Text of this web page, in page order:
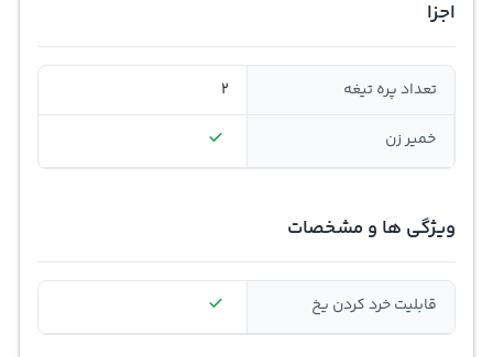
اجزا
تعداد پره تیغه 2
خمیر زن
ویژگی ها و مشخصات
قابلیت خرد کردن یخ